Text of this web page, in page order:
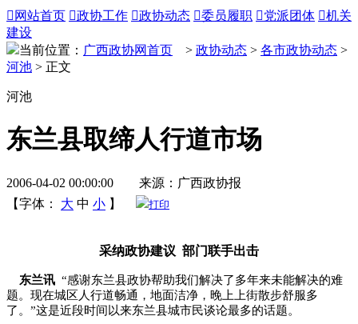
 网站首页 政协工作 政协动态 委员履职 党派团体 机关
建设
当前位置： 广西政协网首页 > 政协动态 > 各市政协动态 >
河池 > 正文
河池
东兰县取缔人行道市场
2006-04-02 00:00:00 来源：广西政协报
【字体：
大 中 小 】 打印
采纳政协建议 部门联手出击
东兰讯 “感谢东兰县政协帮助我们解决了多年来未能解决的难
题。现在城区人行道畅通，地面洁净，晚上上街散步舒服多
了。”这是近段时间以来东兰县城市民谈论最多的话题。